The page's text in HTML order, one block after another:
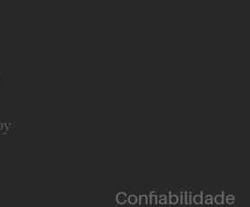
Confiabilidade